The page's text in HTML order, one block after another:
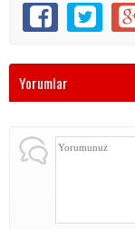
Yorumlar